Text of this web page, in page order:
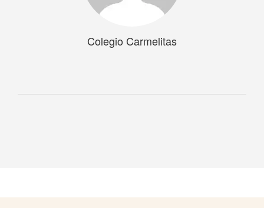
Colegio Carmelitas